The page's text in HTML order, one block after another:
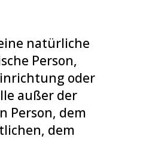
natürliche
Person,
oder
außer der
Person, dem
dem